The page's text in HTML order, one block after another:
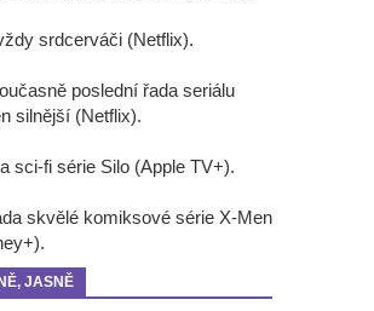
srdcerváči (Netflix).
poslední řada seriálu
silnější (Netflix).
sci-fi série Silo (Apple TV+).
skvělé komiksové série X-Men
JASNĚ